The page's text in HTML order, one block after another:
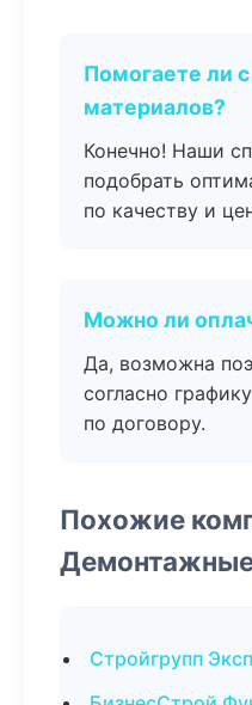
Помогаете ли
материалов?
Конечно! Наши
подобрать
по качеству и
Можно ли
Да, возможна
согласно
по договору.
Похожие
Стройгрупп